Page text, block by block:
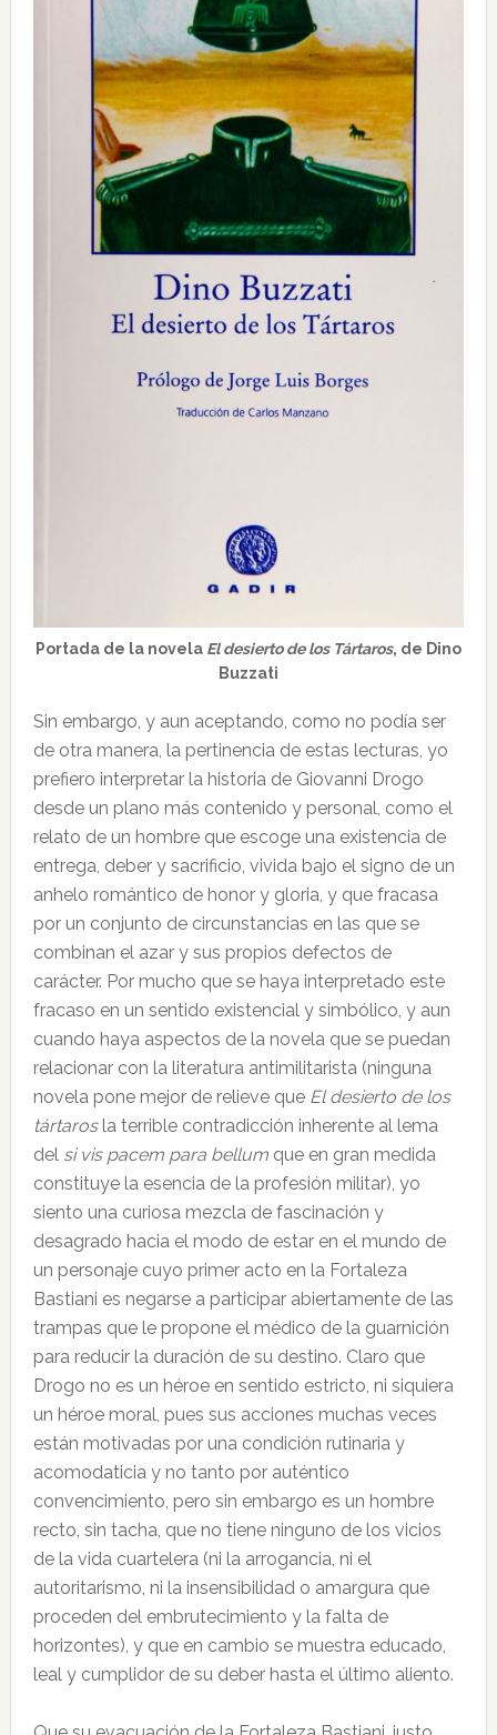
Portada de la novela El desierto de los Tártaros, de Dino
Buzzati
Sin embargo, y aun aceptando, como no podía ser
de otra manera, la pertinencia de estas lecturas, yo
prefiero interpretar la historia de Giovanni Drogo
desde un plano más contenido y personal, como el
relato de un hombre que escoge una existencia de
entrega, deber y sacrificio, vivida bajo el signo de un
anhelo romántico de honor y gloria, y que fracasa
por un conjunto de circunstancias en las que se
combinan el azar y sus propios defectos de
carácter. Por mucho que se haya interpretado este
fracaso en un sentido existencial y simbólico, y aun
cuando haya aspectos de la novela que se puedan
relacionar con la literatura antimilitarista (ninguna
novela pone mejor de relieve que El desierto de los
tártarosla terrible contradicción inherente al lema
del si vis pacem para bellumque en gran medida
constituye la esencia de la profesión militar), yo
siento una curiosa mezcla de fascinación y
desagrado hacia el modo de estar en el mundo de
un personaje cuyo primer acto en la Fortaleza
Bastiani es negarse a participar abiertamente de las
trampas que le propone el médico de la guarnición
para reducir la duración de su destino. Claro que
Drogo no es un héroe en sentido estricto, ni siquiera
un héroe moral, pues sus acciones muchas veces
están motivadas por una condición rutinaria y
acomodaticia y no tanto por auténtico
convencimiento, pero sin embargo es un hombre
recto, sin tacha, que no tiene ninguno de los vicios
de la vida cuartelera (ni la arrogancia, ni el
autoritarismo, ni la insensibilidad o amargura que
proceden del embrutecimiento y la falta de
horizontes), y que en cambio se muestra educado,
leal y cumplidor de su deber hasta el último aliento.